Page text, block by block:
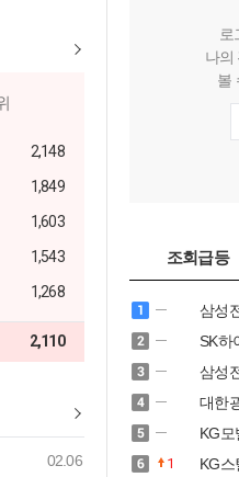
2,148
1,849
1,603
1,543
1,268
2,110
02.06
로
나의
볼
조회급등
삼성
SK하
삼성
대한
KG모
1
KG스